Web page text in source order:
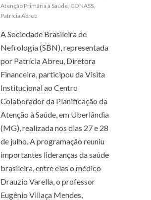
Atenção Primária à Saúde CONASS
Patrícia Abreu
A Sociedade Brasileira de
Nefrologia (SBN), representada
por Patrícia Abreu, Diretora
Financeira, participou da Visita
Institucional ao Centro
Colaborador da Planificação da
Atenção à Saúde, em Uberlândia
(MG), realizada nos dias 27 e 28
de julho. A programação reuniu
importantes lideranças da saúde
brasileira, entre elas o médico
Drauzio Varella, o professor
Eugênio Villaça Mendes,